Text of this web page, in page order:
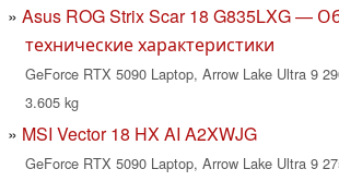
Asus ROG Strix Scar 18 G835LXG —
технические характеристики
GeForce RTX 5090 Laptop, Arrow Lake Ultra 9
3.605 kg
MSI Vector 18 HX AI A2XWJG
GeForce RTX 5090 Laptop, Arrow Lake Ultra 9